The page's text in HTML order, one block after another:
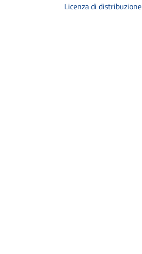
Licenza di distribuzione